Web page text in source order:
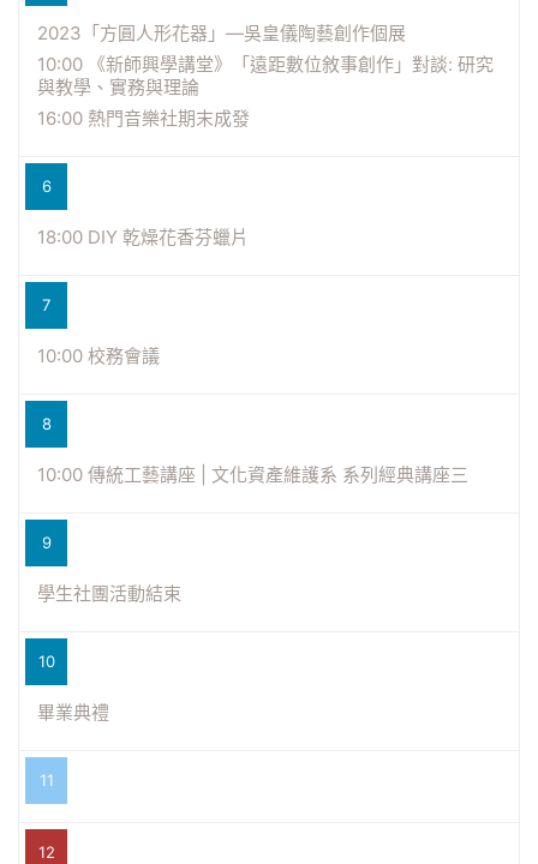
2023「方圓人形花器」—吳皇儀陶藝創作個展
10:00 《新師興學講堂》「遠距數位敘事創作」對談: 研究
與教學、實務與理論
16:00 熱門音樂社期末成發
6
18:00 DIY 乾燥花香芬蠟片
7
10:00 校務會議
8
10:00 傳統工藝講座 | 文化資產維護系 系列經典講座三
9
學生社團活動結束
10
畢業典禮
11
12